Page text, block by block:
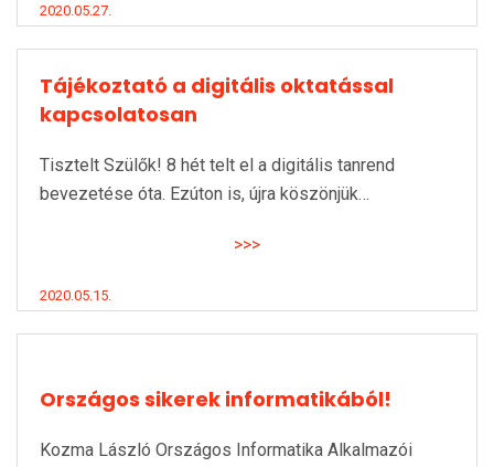
2020.05.27.
Tájékoztató a digitális oktatással
kapcsolatosan
Tisztelt Szülők! 8 hét telt el a digitális tanrend
bevezetése óta. Ezúton is, újra köszönjük…
>>>
2020.05.15.
Országos sikerek informatikából!
Kozma László Országos Informatika Alkalmazói